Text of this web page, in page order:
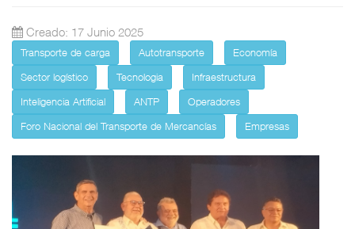
Creado: 17 Junio 2025
Transporte de carga Autotransporte
Economía
Sector logístico
Tecnologia
Infraestructura
Inteligencia Artificial
ANTP
Operadores
Foro Nacional del Transporte de Mercancías
Empresas